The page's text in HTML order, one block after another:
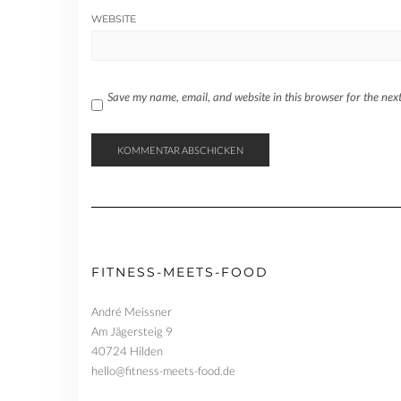
WEBSITE
Save my name, email, and website in this browser for the
FITNESS-MEETS-FOOD
André Meissner
Am Jägersteig 9
40724 Hilden
hello@fitness-meets-food.de